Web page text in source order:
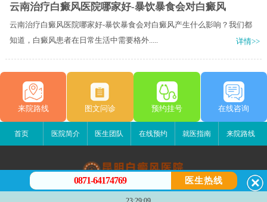
云南治疗白癜风医院哪家好-暴饮暴食会对白癜风
云南治疗白癜风医院哪家好-暴饮暴食会对白癜风产生什么影响？我们都
知道，白癜风患者在日常生活中需要格外.....
详情>>
来院路线 图文问诊 预约挂号 在线咨询
首页 医院简介 医生团队 在线预约 就医指南 来院路线
昆明白癜风医院
0871-64174769 医生热线